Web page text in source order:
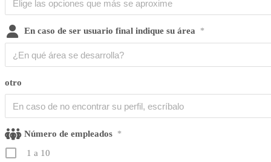
En caso de ser usuario final indique su área *
otro
Número de empleados *
1 a 10